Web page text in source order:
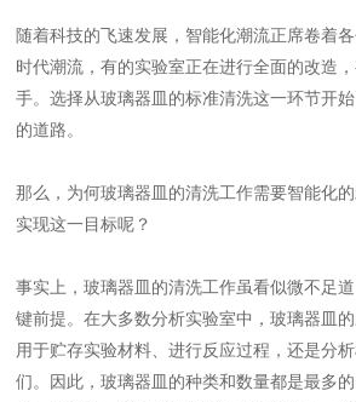
随着科技的飞速发展，智能化潮流正席卷着
时代潮流，有的实验室正在进行全面的改造
手。选择从玻璃器皿的标准清洗这一环节开
的道路。
那么，为何玻璃器皿的清洗工作需要智能化
实现这一目标呢？
事实上，玻璃器皿的清洗工作虽看似微不足
键前提。在大多数分析实验室中，玻璃器皿
用于贮存实验材料、进行反应过程，还是分
们。因此，玻璃器皿的种类和数量都是最多